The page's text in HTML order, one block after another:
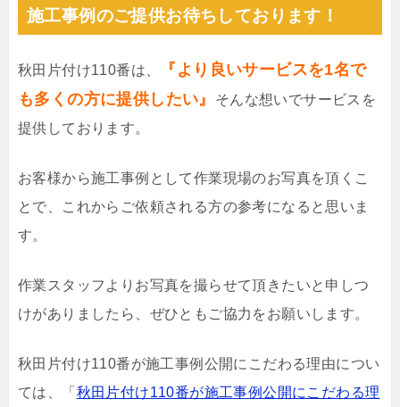
施工事例のご提供お待ちしております！
秋田片付け110番は、
『より良いサービスを1名で
も多くの方に提供したい』
そんな想いでサービスを
提供しております。
お客様から施工事例として作業現場のお写真を頂くこ
とで、これからご依頼される方の参考になると思いま
す。
作業スタッフよりお写真を撮らせて頂きたいと申しつ
けがありましたら、ぜひともご協力をお願いします。
秋田片付け110番が施工事例公開にこだわる理由につい
ては、「 秋田片付け110番が施工事例公開にこだわる理